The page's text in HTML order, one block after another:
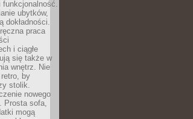
funkcjonalność.
ubytków,
dokładności.
praca
i ciągłe
się także w
wnętrz. Nie
by
stolik.
nowego
Prosta sofa,
mogą